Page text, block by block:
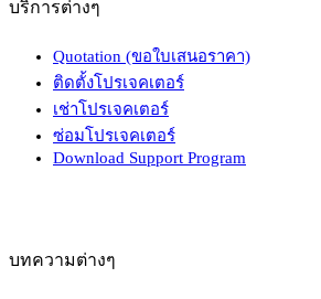
บริการต่างๆ
Quotation (ขอใบเสนอราคา)
ติดตั้งโปรเจคเตอร์
เช่าโปรเจคเตอร์
ซ่อมโปรเจคเตอร์
Download Support Program
บทความต่างๆ